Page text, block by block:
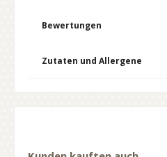
Bewertungen
Zutaten und Allergene